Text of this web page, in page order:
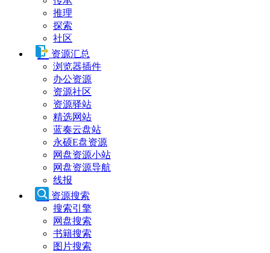
推理
探索
社区
资源汇总
浏览器插件
办公资源
资源社区
资源驿站
精选网站
蓝奏云盘站
永硕E盘资源
网盘资源小站
网盘资源导航
线报
资源搜索
搜索引擎
网盘搜索
书籍搜索
图片搜索